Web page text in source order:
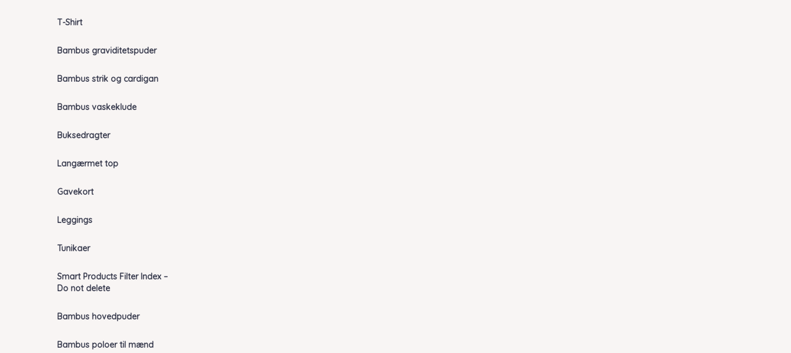
T-Shirt
Bambus graviditetspuder
Bambus strik og cardigan
Bambus vaskeklude
Buksedragter
Langærmet top
Gavekort
Leggings
Tunikaer
Smart Products Filter Index –
Do not delete
Bambus hovedpuder
Bambus poloer til mænd